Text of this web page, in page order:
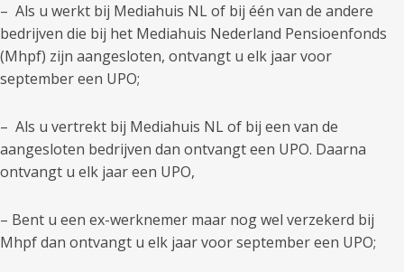
– Als u werkt bij Mediahuis NL of bij één van de andere
bedrijven die bij het Mediahuis Nederland Pensioenfonds
(Mhpf) zijn aangesloten, ontvangt u elk jaar voor
september een UPO;
– Als u vertrekt bij Mediahuis NL of bij een van de
aangesloten bedrijven dan ontvangt een UPO. Daarna
ontvangt u elk jaar een UPO,
– Bent u een ex-werknemer maar nog wel verzekerd bij
Mhpf dan ontvangt u elk jaar voor september een UPO;